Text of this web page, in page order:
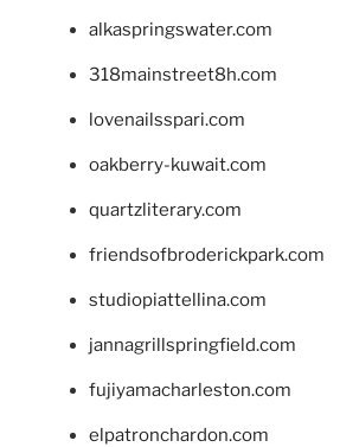
alkaspringswater.com
318mainstreet8h.com
lovenailsspari.com
oakberry-kuwait.com
quartzliterary.com
friendsofbroderickpark.com
studiopiattellina.com
jannagrillspringfield.com
fujiyamacharleston.com
elpatronchardon.com